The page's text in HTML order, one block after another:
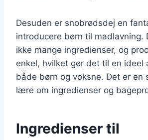
Desuden er snobrødsdej en
introducere børn til madlavning.
ikke mange ingredienser, og
enkel, hvilket gør det til en ideel
både børn og voksne. Det er en
lære om ingredienser og
Ingredienser til